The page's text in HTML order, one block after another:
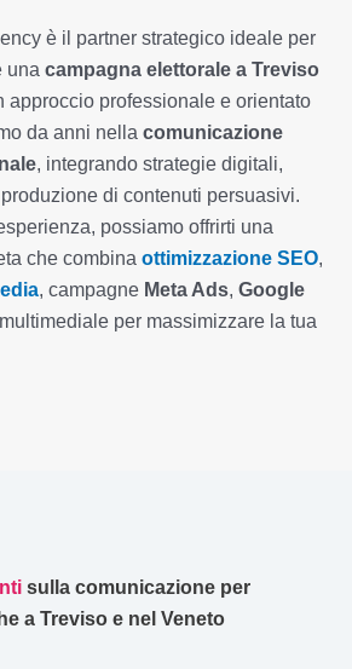
è il partner strategico ideale per
una campagna elettorale a Treviso
approccio professionale e orientato
da anni nella comunicazione
, integrando strategie digitali,
di contenuti persuasivi.
possiamo offrirti una
che combina ottimizzazione SEO,
, campagne Meta Ads, Google
per massimizzare la tua
sulla comunicazione per
a Treviso e nel Veneto